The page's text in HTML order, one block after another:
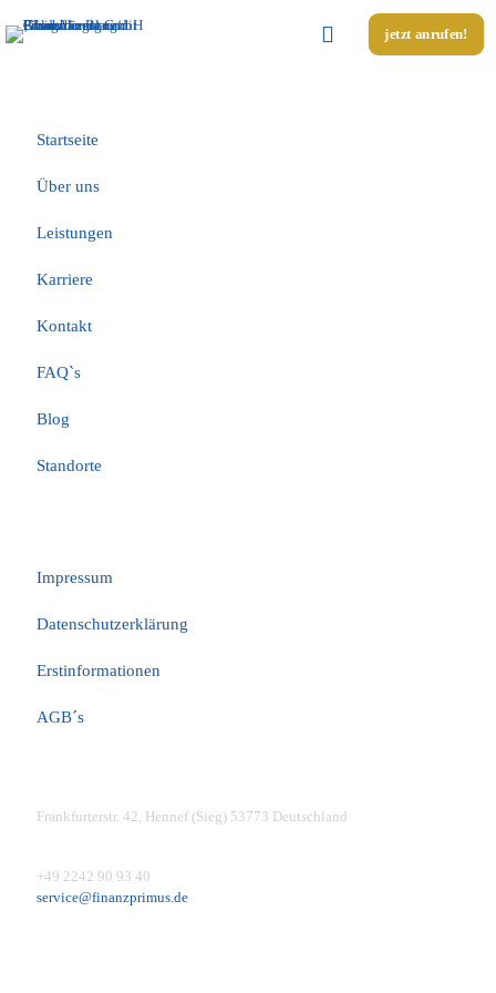
jetzt anrufen!
Startseite
Über uns
Leistungen
Karriere
Kontakt
FAQ`s
Blog
Standorte
Impressum
Datenschutzerklärung
Erstinformationen
AGB´s
Frankfurterstr. 42, Hennef (Sieg) 53773 Deutschland
+49 2242 90 93 40
service@finanzprimus.de